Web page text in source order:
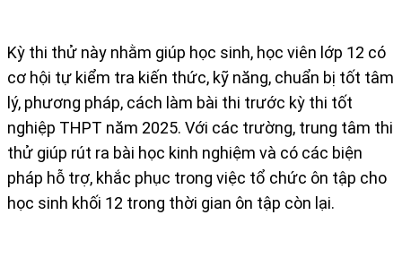
Kỳ thi thử này nhằm giúp học sinh, học viên lớp 12 có
cơ hội tự kiểm tra kiến thức, kỹ năng, chuẩn bị tốt tâm
lý, phương pháp, cách làm bài thi trước kỳ thi tốt
nghiệp THPT năm 2025. Với các trường, trung tâm thi
thử giúp rút ra bài học kinh nghiệm và có các biện
pháp hỗ trợ, khắc phục trong việc tổ chức ôn tập cho
học sinh khối 12 trong thời gian ôn tập còn lại.